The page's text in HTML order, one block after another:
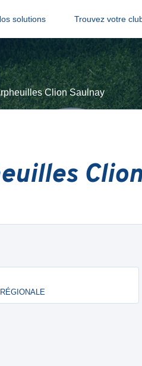
solutions Trouvez votre
Clion Saulnay